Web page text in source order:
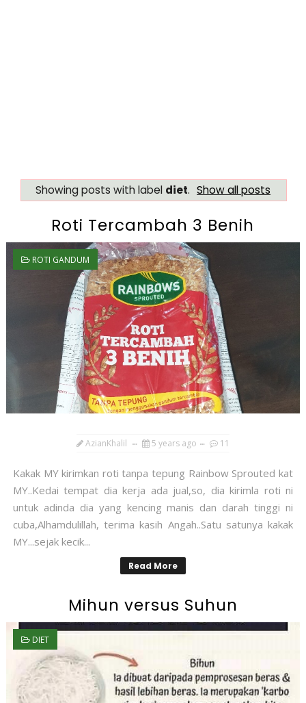
Showing posts with label diet. Show all posts
Roti Tercambah 3 Benih
ROTI GANDUM
AzianKhalil 5 years ago 11
Kakak MY kirimkan roti tanpa tepung Rainbow Sprouted kat
MY..Kedai tempat dia kerja ada jual,so, dia kirimla roti ni
untuk adinda dia yang kencing manis dan darah tinggi ni
cuba,Alhamdulillah, terima kasih Angah..Satu satunya kakak
MY...sejak kecik...
Read More
Mihun versus Suhun
DIET